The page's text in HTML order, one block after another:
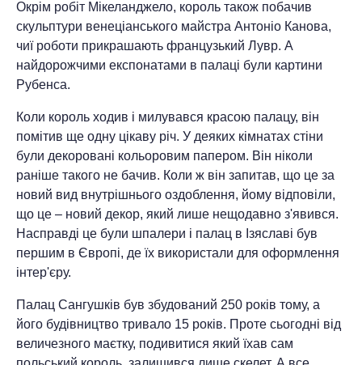
Окрім робіт Мікеланджело, король також побачив
скульптури венеціанського майстра Антоніо Канова,
чиї роботи прикрашають французький Лувр. А
найдорожчими експонатами в палаці були картини
Рубенса.
Коли король ходив і милувався красою палацу, він
помітив ще одну цікаву річ. У деяких кімнатах стіни
були декоровані кольоровим папером. Він ніколи
раніше такого не бачив. Коли ж він запитав, що це за
новий вид внутрішнього оздоблення, йому відповіли,
що це – новий декор, який лише нещодавно з'явився.
Насправді це були шпалери і палац в Ізяславі був
першим в Європі, де їх використали для оформлення
інтер'єру.
Палац Сангушків був збудований 250 років тому, а
його будівництво тривало 15 років. Проте сьогодні від
величезного маєтку, подивитися який їхав сам